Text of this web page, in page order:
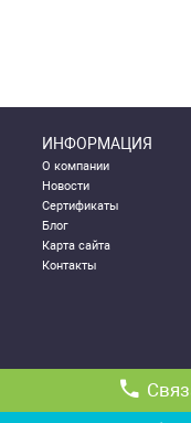
ИНФОРМАЦИЯ
О компании
Новости
Сертификаты
Блог
Карта сайта
Контакты